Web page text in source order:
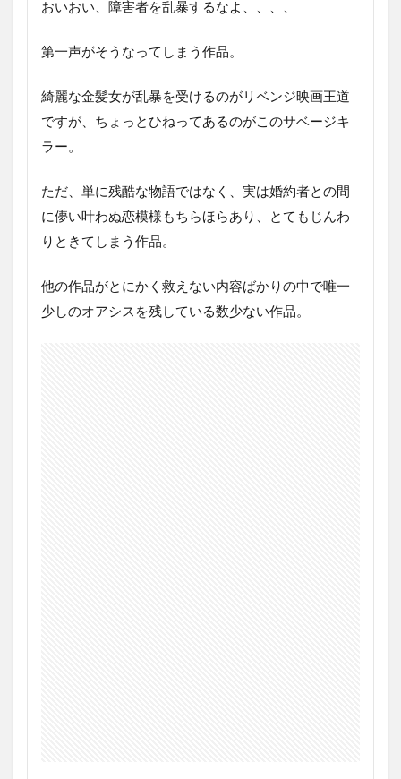
おいおい、障害者を乱暴するなよ、、、、
第一声がそうなってしまう作品。
綺麗な金髪女が乱暴を受けるのがリベンジ映画王道
ですが、ちょっとひねってあるのがこのサベージキ
ラー。
ただ、単に残酷な物語ではなく、実は婚約者との間
に儚い叶わぬ恋模様もちらほらあり、とてもじんわ
りときてしまう作品。
他の作品がとにかく救えない内容ばかりの中で唯一
少しのオアシスを残している数少ない作品。